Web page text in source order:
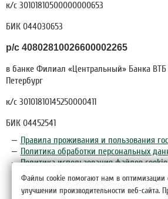
Файлы cookie помогают нам в оптимизации
улучшении производительности веб-сайта.
к/с 30101810500000000653
БИК 044030653
р/с 40802810026600002265
в банке Филиал «Центральный» Банка ВТБ
Петербург
к/с 30101810145250000411
БИК 04452541
Правила проживания и пользования
Политика обработки персональных
Политика использования файлов cookie